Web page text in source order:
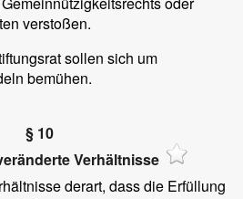
verstoßen.
sollen sich um
bemühen.
§ 10
Verhältnisse
derart, dass die Erfüllung